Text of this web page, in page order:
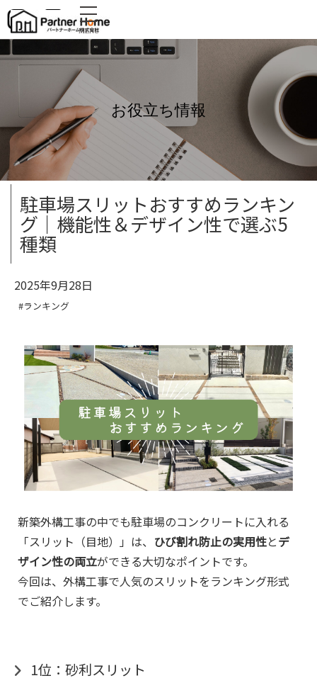
MENU
お役立ち情報
駐車場スリットおすすめランキン
グ｜機能性＆デザイン性で選ぶ5
種類
2025年9月28日
#ランキング
新築外構工事の中でも駐車場のコンクリートに入れる
「スリット（目地）」は、 ひび割れ防止の実用性とデ
ザイン性の両立ができる大切なポイントです。
今回は、外構工事で人気のスリットをランキング形式
でご紹介します。
1位：砂利スリット